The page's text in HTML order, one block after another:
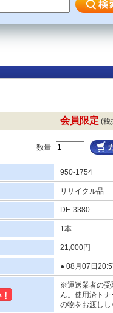
会員限定 (税
数量
950-1754
リサイクル品
DE-3380
1本
21,000円
● 08月07日
※運送業者の受
ん。使用済ト
の物をお渡しし